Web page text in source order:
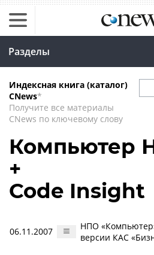
Разделы
Индексная книга (каталог)
CNews*
Получите все материалы
CNews по ключевому слову
Компьютер
+
Code Insight
06.11.2007
НПО
версии КАС